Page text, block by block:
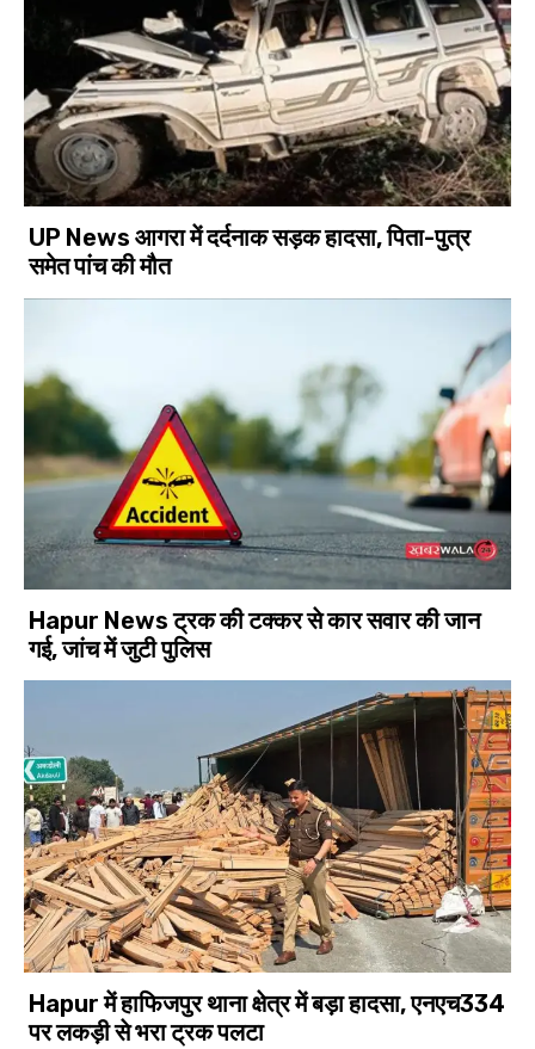
UP News आगरा में दर्दनाक सड़क हादसा, पिता-पुत्र
समेत पांच की मौत
Hapur News ट्रक की टक्कर से कार सवार की जान
गई, जांच में जुटी पुलिस
Hapur में हाफिजपुर थाना क्षेत्र में बड़ा हादसा, एनएच334
पर लकड़ी से भरा ट्रक पलटा